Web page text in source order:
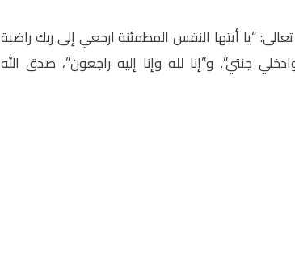
“يا أيتها النفس المطمئنة ارجعي إلى ربك راضية
جنتي”. و”إنا لله وإنا إليه راجعون”، صدق الله